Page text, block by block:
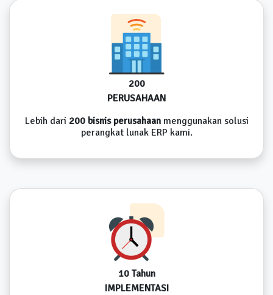
200
PERUSAHAAN
Lebih dari 200 bisnis perusahaanmenggunakan solusi
perangkat lunak ERP kami.
10 Tahun
IMPLEMENTASI